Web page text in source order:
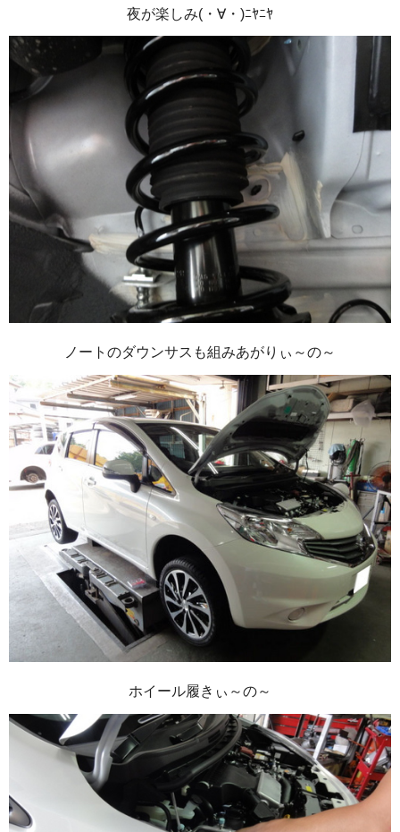
夜が楽しみ(・∀・)ﾆﾔﾆﾔ
ノートのダウンサスも組みあがりぃ～の～
ホイール履きぃ～の～